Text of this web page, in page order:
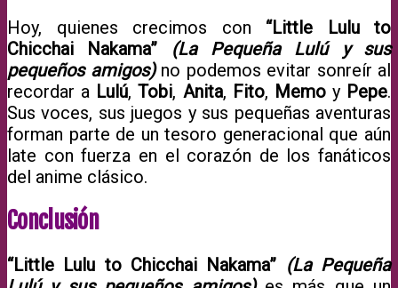
Hoy, quienes crecimos con “Little Lulu to
Chicchai Nakama”
(La Pequeña Lulú y sus
pequeños amigos)no podemos evitar sonreír al
recordar a Lulú,Tobi, Anita, Fito, Memoy Pepe.
Sus voces, sus juegos y sus pequeñas aventuras
forman parte de un tesoro generacional que aún
late con fuerza en el corazón de los fanáticos
del anime clásico.
Conclusión
“Little Lulu to Chicchai Nakama” (La Pequeña